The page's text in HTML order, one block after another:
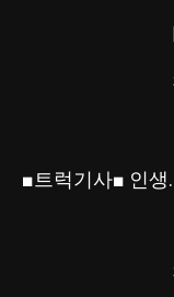
■트럭기사■ 인생